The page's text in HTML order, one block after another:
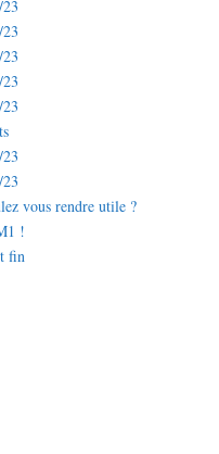
vous rendre utile ?
!
fin